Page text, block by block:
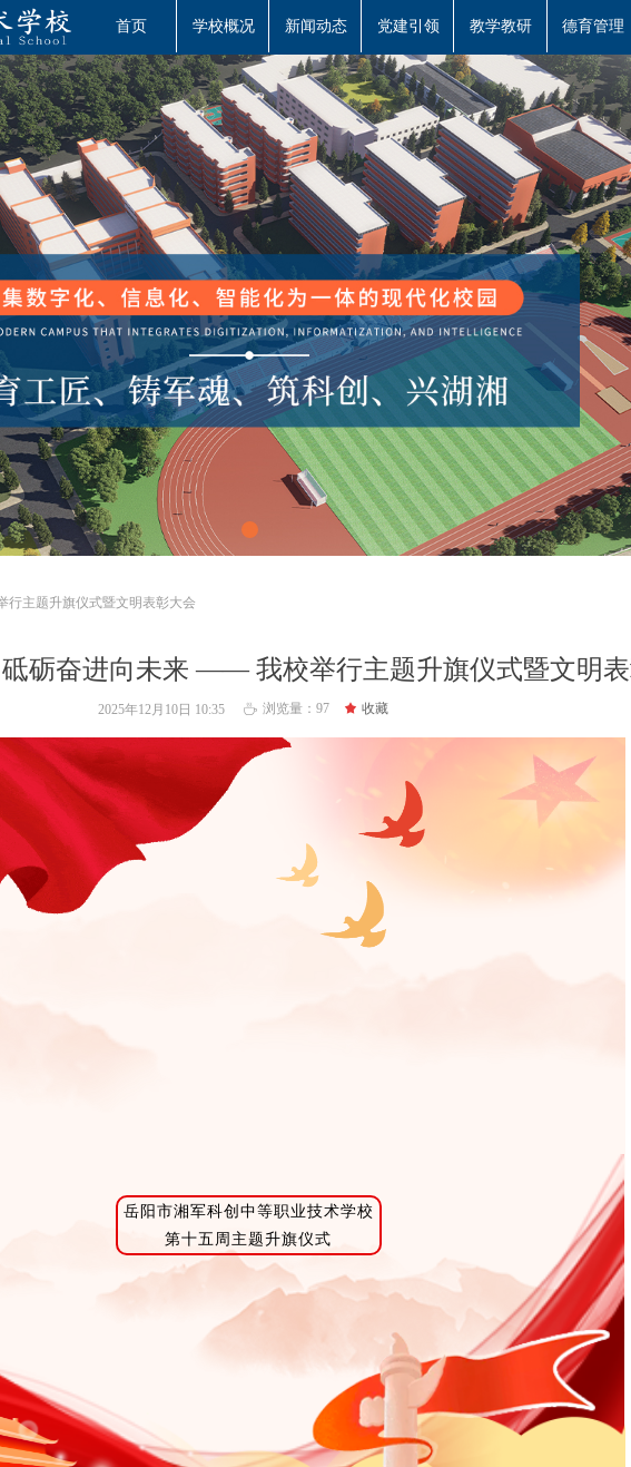
首页 学校概况 新闻动态 党建引领 教学教研 德育管理
砺奋进向未来 —— 我校举行主题升旗仪式暨文明
主题升旗仪式暨文明表彰大会
殇史
新风
岳阳市湘军科创中等职业技术学校
第十五周主题升旗仪式
2025年12月10日 10:35 ꄘ 浏览量： 97 끄 收藏